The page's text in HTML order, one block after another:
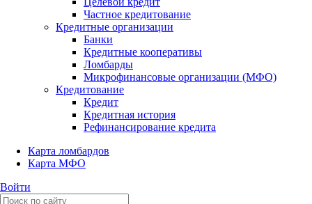
Частное кредитование
Кредитные организации
Банки
Кредитные кооперативы
Ломбарды
Микрофинансовые организации (МФО)
Кредитование
Кредит
Кредитная история
Рефинансирование кредита
Карта ломбардов
Карта МФО
Войти